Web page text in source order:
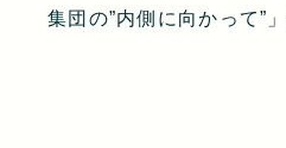
集団の”内側に向かって”